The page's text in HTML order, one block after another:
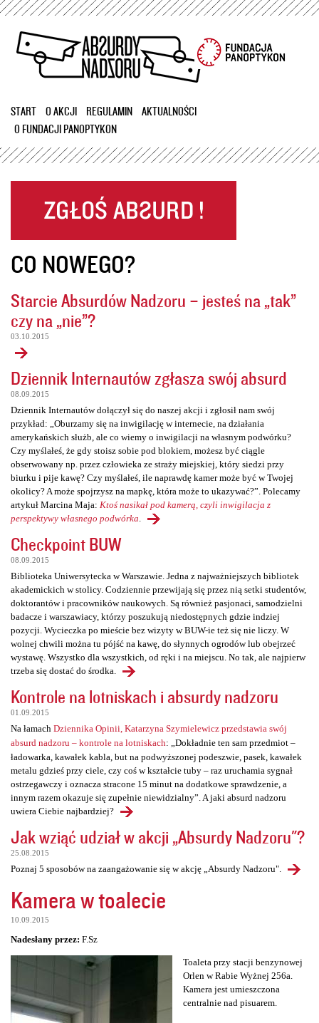
Przejdź
treści
START O AKCJI REGULAMIN
AKTUALNOŚCI
O FUNDACJI PANOPTYKON
CO NOWEGO?
Starcie Absurdów Nadzoru – jesteś na „tak”
czy na „nie”?
03.10.2015
Dziennik Internautów zgłasza swój absurd
08.09.2015
Dziennik Internautów dołączył się do naszej akcji i zgłosił nam swój
przykład: „Oburzamy się na inwigilację w internecie, na działania
amerykańskich służb, ale co wiemy o inwigilacji na własnym podwórku?
Czy myślałeś, że gdy stoisz sobie pod blokiem, możesz być ciągle
obserwowany np. przez człowieka ze straży miejskiej, który siedzi przy
biurku i pije kawę? Czy myślałeś, ile naprawdę kamer może być w Twojej
okolicy? A może spojrzysz na mapkę, która może to ukazywać?”. Polecamy
artykuł Marcina Maja: Ktoś nasikał pod kamerą, czyli inwigilacja z
perspektywy własnego podwórka
Checkpoint BUW
08.09.2015
Biblioteka Uniwersytecka w Warszawie. Jedna z najważniejszych bibliotek
akademickich w stolicy. Codziennie przewijają się przez nią setki studentów,
doktorantów i pracowników naukowych. Są również pasjonaci, samodzielni
badacze i warszawiacy, którzy poszukują niedostępnych gdzie indziej
pozycji. Wycieczka po mieście bez wizyty w BUW-ie też się nie liczy. W
wolnej chwili można tu pójść na kawę, do słynnych ogrodów lub obejrzeć
wystawę. Wszystko dla wszystkich, od ręki i na miejscu. No tak, ale najpierw
trzeba się dostać do środka.
Kontrole na lotniskach i absurdy nadzoru
01.09.2015
Na łamach Dziennika Opinii, Katarzyna Szymielewicz przedstawia swój
absurd nadzoru – kontrole na lotniskach: „Dokładnie ten sam przedmiot –
ładowarka, kawałek kabla, but na podwyższonej podeszwie, pasek, kawałek
metalu gdzieś przy ciele, czy coś w kształcie tuby – raz uruchamia sygnał
ostrzegawczy i oznacza stracone 15 minut na dodatkowe sprawdzenie, a
innym razem okazuje się zupełnie niewidzialny”. A jaki absurd nadzoru
uwiera Ciebie najbardziej?
Jak wziąć udział w akcji „Absurdy Nadzoru"?
25.08.2015
Poznaj 5 sposobów na zaangażowanie się w akcję „Absurdy Nadzoru".
Kamera w toalecie
10.09.2015
Nadesłany przez: F.Sz
Toaleta przy stacji benzynowej
Orlen w Rabie Wyżnej 256a.
Kamera jest umieszczona
centralnie nad pisuarem.